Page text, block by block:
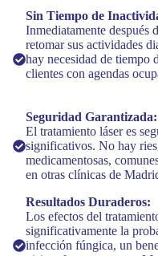
Sin Tiempo de
Inmediatamente después
retomar sus actividades
hay necesidad de tiempo
clientes con agendas
Seguridad Garantizada:
El tratamiento láser es
significativos. No hay
medicamentosas,
en otras clínicas de
Resultados Duraderos:
Los efectos del
significativamente la
infección fúngica, un